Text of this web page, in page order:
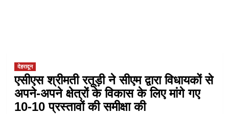
देहरादून
एसीएस श्रीमती रतूड़ी ने सीएम द्वारा विधायकों से
अपने-अपने क्षेत्रों के विकास के लिए मांगे गए
10-10 प्रस्तावों की समीक्षा की